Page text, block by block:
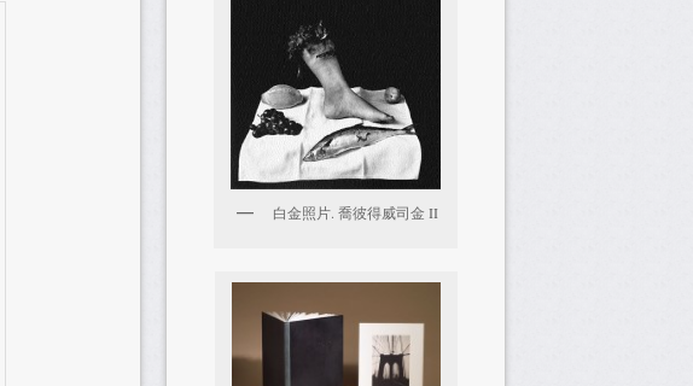
白金照片. 喬彼得威司金 II